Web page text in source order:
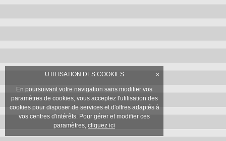
UTILISATION DES COOKIES ×
En poursuivant votre navigation sans modifier vos
paramètres de cookies, vous acceptez l'utilisation des
cookies pour disposer de services et d'offres adaptés à
vos centres d'intérêts. Pour gérer et modifier ces
paramètres, cliquez ici